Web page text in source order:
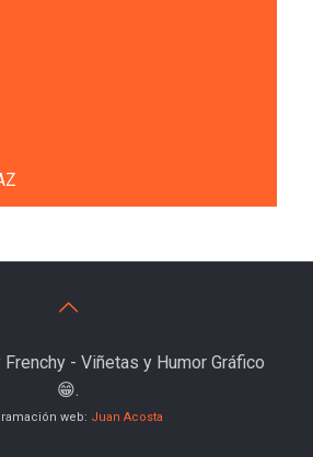
- Viñetas y Humor Gráfico
😁.
web: Juan Acosta